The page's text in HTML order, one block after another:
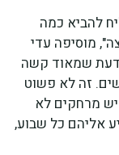
להביא כמה
מוסיפה עדי
שמאוד קשה
זה לא פשוט
יש מרחקים לא
אליהם כל שבוע,